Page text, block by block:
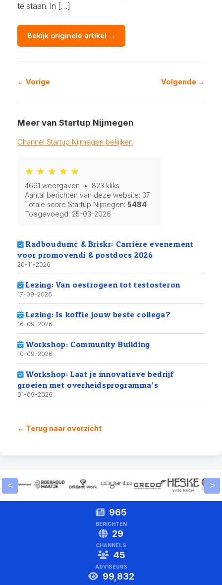
te staan. In […]
Bekijk originele artikel →
← Vorige Volgende →
Meer van Startup Nijmegen
Channel Startup Nijmegen bekijken
★ ★ ★ ★ ★
4661 weergaven • 823 kliks
Aantal berichten van deze website: 37
Totale score Startup Nijmegen: 5484
Toegevoegd: 25-03-2026
Radboudumc & Briskr: Carrière evenement
voor promovendi & postdocs 2026
20-11-2026
Lezing: Van oestrogeen tot testosteron
17-09-2026
Lezing: Is koffie jouw beste collega?
16-09-2026
Workshop: Community Building
10-09-2026
Workshop: Laat je innovatieve bedrijf
groeien met overheidsprogramma’s
01-09-2026
← Terug naar overzicht
< >
965
BERICHTEN
29
CHANNELS
45
ADVISEURS
99,832